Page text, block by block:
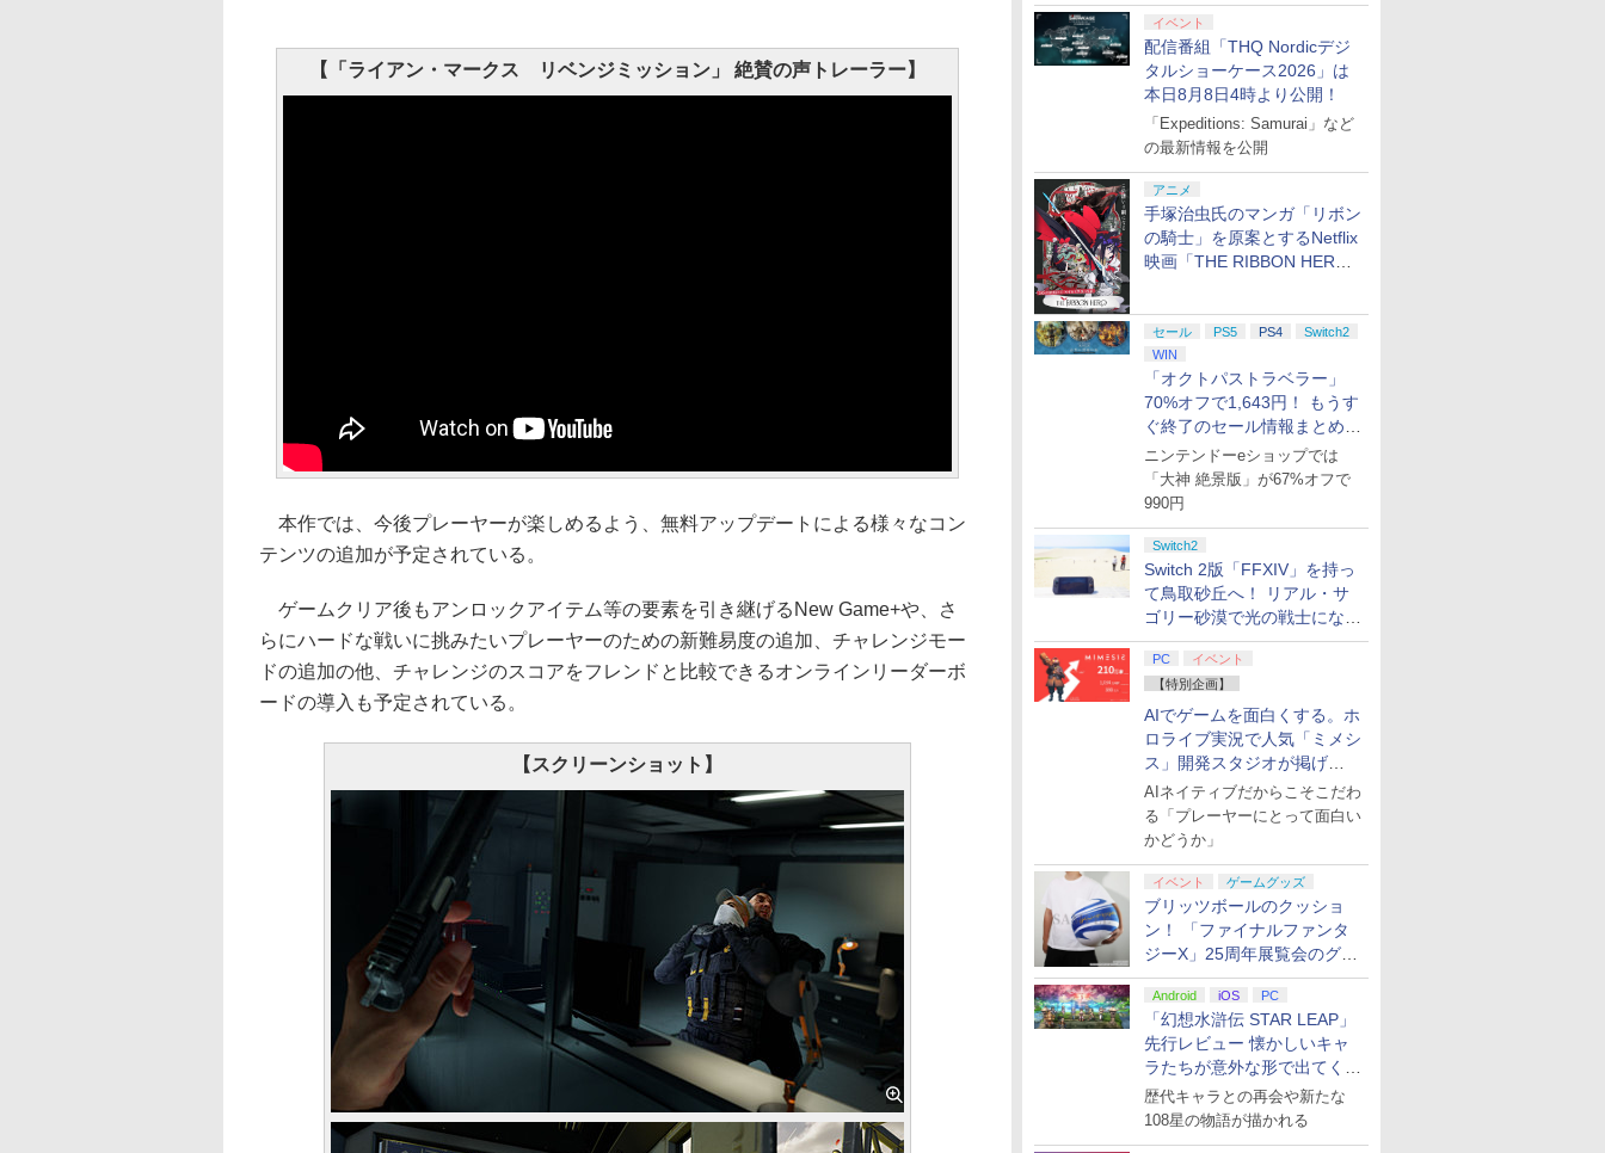
イベント
配信番組「THQ Nordicデジ
タルショーケース2026」は
本日8月8日4時より公開！
「Expeditions: Samurai」など
の最新情報を公開
アニメ
手塚治虫氏のマンガ「リボン
の騎士」を原案とするNetflix
映画「THE RIBBON HERO
セール PS5 PS4
Switch2
WIN
「オクトパストラベラー」
70%オフで1,643円！ もうす
ぐ終了のセール情報まとめ
【8月8日更新】
ニンテンドーeショップでは
「大神 絶景版」が67%オフで
990円
Switch2
Switch 2版「FFXIV」を持っ
て鳥取砂丘へ！ リアル・サ
ゴリー砂漠で光の戦士になっ
てみた
PC
イベント
【特別企画】
AIでゲームを面白くする。ホ
ロライブ実況で人気「ミメシ
ス」開発スタジオが掲げ
る“AI活用の信念”とは？【講
演レポート】
AIネイティブだからこそこだわ
る「プレーヤーにとって面白い
かどうか」
イベント ゲームグッズ
ブリッツボールのクッショ
ン！ 「ファイナルファンタ
ジーX」25周年展覧会のグッ
ズ情報が公開
Android iOS PC
「幻想水滸伝 STAR LEAP」
先行レビュー 懐かしいキャ
ラたちが意外な形で出てくる
シリーズ完全新作！
歴代キャラとの再会や新たな
108星の物語が描かれる
【「ライアン・マークス リベンジミッション」 絶賛の声トレーラー】
本作では、今後プレーヤーが楽しめるよう、無料アップデートによる様々なコン
テンツの追加が予定されている。
ゲームクリア後もアンロックアイテム等の要素を引き継げるNew Game+や、さ
らにハードな戦いに挑みたいプレーヤーのための新難易度の追加、チャレンジモー
ドの追加の他、チャレンジのスコアをフレンドと比較できるオンラインリーダーボ
ードの導入も予定されている。
【スクリーンショット】